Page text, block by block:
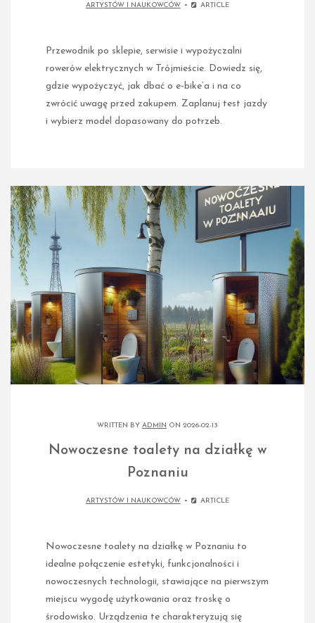
ARTYSTÓW I NAUKOWCÓW ARTICLE
Przewodnik po sklepie, serwisie i wypożyczalni
rowerów elektrycznych w Trójmieście. Dowiedz się,
gdzie wypożyczyć, jak dbać o e-bike’a i na co
zwrócić uwagę przed zakupem. Zaplanuj test jazdy
i wybierz model dopasowany do potrzeb.
WRITTEN BY ADMIN ON 2026-02-13
Nowoczesne toalety na działkę w
Poznaniu
ARTYSTÓW I NAUKOWCÓW ARTICLE
Nowoczesne toalety na działkę w Poznaniu to
idealne połączenie estetyki, funkcjonalności i
nowoczesnych technologii, stawiające na pierwszym
miejscu wygodę użytkowania oraz troskę o
środowisko. Urządzenia te charakteryzują się